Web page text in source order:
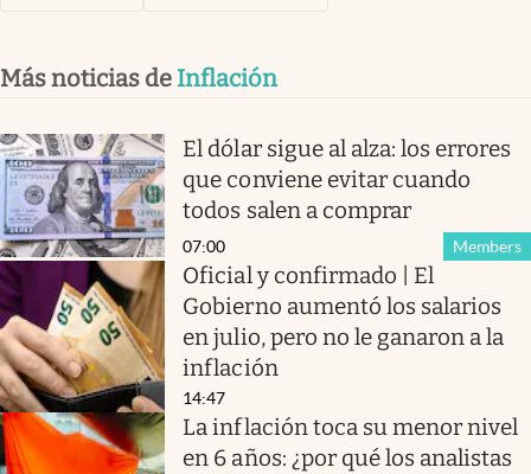
Más noticias de Inflación
El dólar sigue al alza: los errores
que conviene evitar cuando
todos salen a comprar
Members
07:00
Oficial y confirmado | El
Gobierno aumentó los salarios
en julio, pero no le ganaron a la
inflación
14:47
La inflación toca su menor nivel
en 6 años: ¿por qué los analistas